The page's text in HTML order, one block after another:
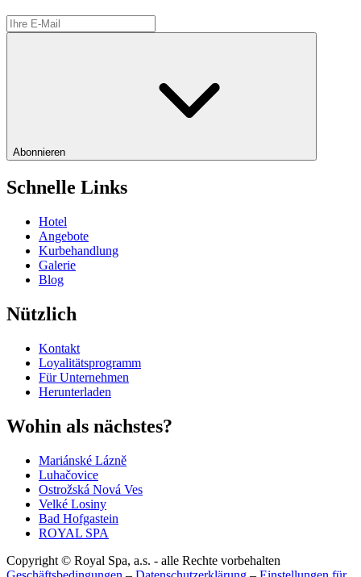
Abonnieren
Schnelle Links
Hotel
Angebote
Kurbehandlung
Galerie
Blog
Nützlich
Kontakt
Loyalitätsprogramm
Für Unternehmen
Herunterladen
Wohin als nächstes?
Mariánské Lázně
Luhačovice
Ostrožská Nová Ves
Velké Losiny
Bad Hofgastein
ROYAL SPA
Copyright © Royal Spa, a.s. - alle Rechte vorbehalten